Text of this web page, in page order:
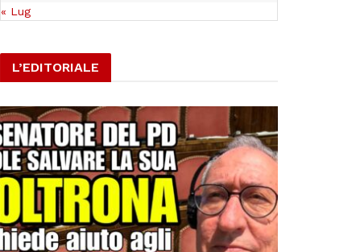
« Lug
L’EDITORIALE